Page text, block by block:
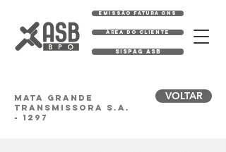
EMISSÃO FATURA ONS
ÁREA DO CLIENTE
SISPAG ASB
MATA GRANDE
TRANSMISSORA S.A.
- 1297
VOLTAR